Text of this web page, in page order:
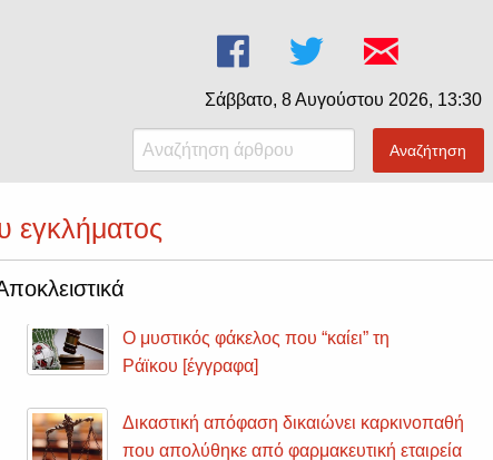
Σάββατο, 8 Αυγούστου 2026, 13:30
Αναζήτηση
εγκλήματος
Ο μυστικός φάκελος που “καίει” τη
Ράϊκου [έγγραφα]
Δικαστική απόφαση δικαιώνει καρκινοπαθή
που απολύθηκε από φαρμακευτική εταιρεία